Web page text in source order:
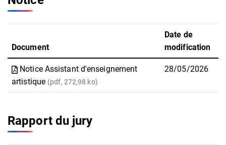
Document
Date de
modification
Notice Assistant d'enseignement
artistique (pdf, 272,98 ko)
28/05/2026
Rapport du jury